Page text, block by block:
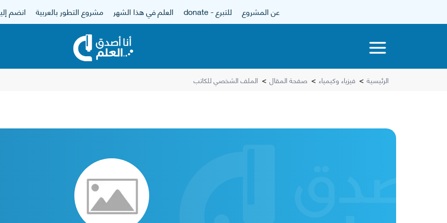
عن المشروع للتبرع - donate العلم في هذا الشهر مشروع التطور بالعربية انضم
الرئيسية > فيزياء وكيمياء > صفحة المقال > الملف الشخصي للكاتب